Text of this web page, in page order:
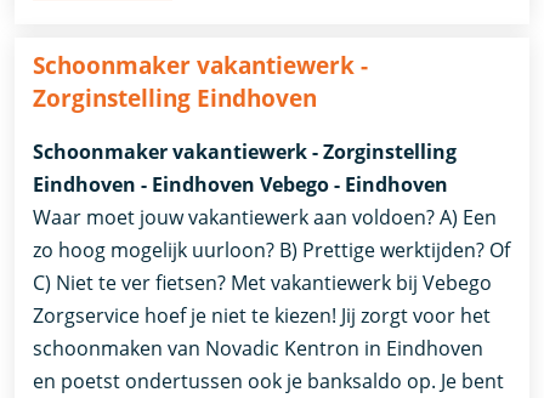
Schoonmaker vakantiewerk -
Zorginstelling Eindhoven
Schoonmaker vakantiewerk - Zorginstelling
Eindhoven - Eindhoven Vebego - Eindhoven
Waar moet jouw vakantiewerk aan voldoen? A) Een
zo hoog mogelijk uurloon? B) Prettige werktijden? Of
C) Niet te ver fietsen? Met vakantiewerk bij Vebego
Zorgservice hoef je niet te kiezen! Jij zorgt voor het
schoonmaken van Novadic Kentron in Eindhoven
en poetst ondertussen ook je banksaldo op. Je bent